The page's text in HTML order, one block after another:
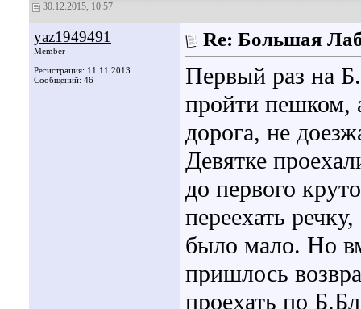
30.12.2015, 10:57
yaz1949491
Member
Регистрация: 11.11.2013
Сообщений: 46
Re: Большая
Первый раз на
пройти пешком,
дорога, не
Девятке
до первого
переехать
было мало. Но
пришлось
проехать по